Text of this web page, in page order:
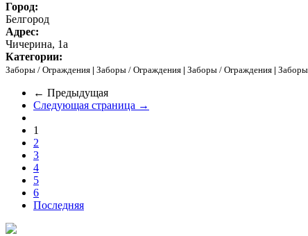
Город:
Белгород
Адрес:
Чичерина, 1а
Категории:
Заборы / Ограждения | Заборы / Ограждения | Заборы / Ограждения |
← Предыдущая
Следующая страница →
1
2
3
4
5
6
Последняя